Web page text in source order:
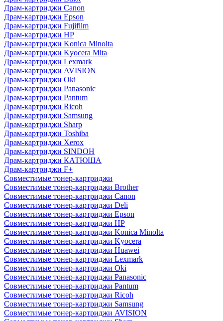
Драм-картриджи Canon
Драм-картриджи Epson
Драм-картриджи Fujifilm
Драм-картриджи HP
Драм-картриджи Konica Minolta
Драм-картриджи Kyocera Mita
Драм-картриджи Lexmark
Драм-картриджи AVISION
Драм-картриджи Oki
Драм-картриджи Panasonic
Драм-картриджи Pantum
Драм-картриджи Ricoh
Драм-картриджи Samsung
Драм-картриджи Sharp
Драм-картриджи Toshiba
Драм-картриджи Xerox
Драм-картриджи SINDOH
Драм-картриджи КАТЮША
Драм-картриджи F+
Совместимые тонер-картриджи
Совместимые тонер-картриджи Brother
Совместимые тонер-картриджи Canon
Совместимые тонер-картриджи Deli
Совместимые тонер-картриджи Epson
Совместимые тонер-картриджи HP
Совместимые тонер-картриджи Konica Minolta
Совместимые тонер-картриджи Kyocera
Совместимые тонер-картриджи Huawei
Совместимые тонер-картриджи Lexmark
Совместимые тонер-картриджи Oki
Совместимые тонер-картриджи Panasonic
Совместимые тонер-картриджи Pantum
Совместимые тонер-картриджи Ricoh
Совместимые тонер-картриджи Samsung
Совместимые тонер-картриджи AVISION